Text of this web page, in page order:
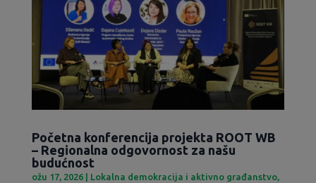
Početna konferencija projekta ROOT WB
– Regionalna odgovornost za našu
budućnost
ožu 17, 2026| Lokalna demokracija i aktivno građanstvo,